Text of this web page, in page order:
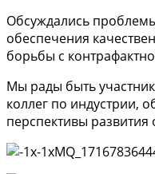
Обсуждались
обеспечения
борьбы с
Мы рады быть
коллег по индустрии,
перспективы развития